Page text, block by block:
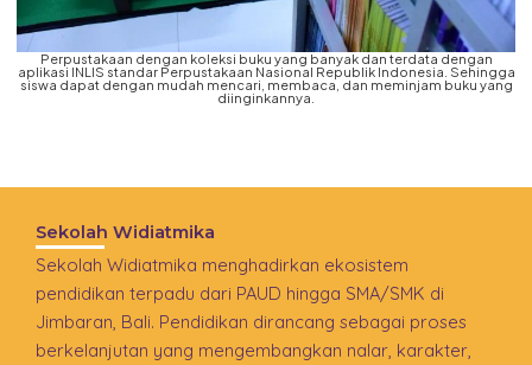
Perpustakaan dengan koleksi buku yang banyak dan terdata dengan
aplikasi INLIS standar Perpustakaan Nasional Republik Indonesia. Sehingga
siswa dapat dengan mudah mencari, membaca, dan meminjam buku yang
diinginkannya.
Sekolah Widiatmika
Sekolah Widiatmika menghadirkan ekosistem
pendidikan terpadu dari PAUD hingga SMA/SMK di
Jimbaran, Bali. Pendidikan dirancang sebagai proses
berkelanjutan yang mengembangkan nalar, karakter,